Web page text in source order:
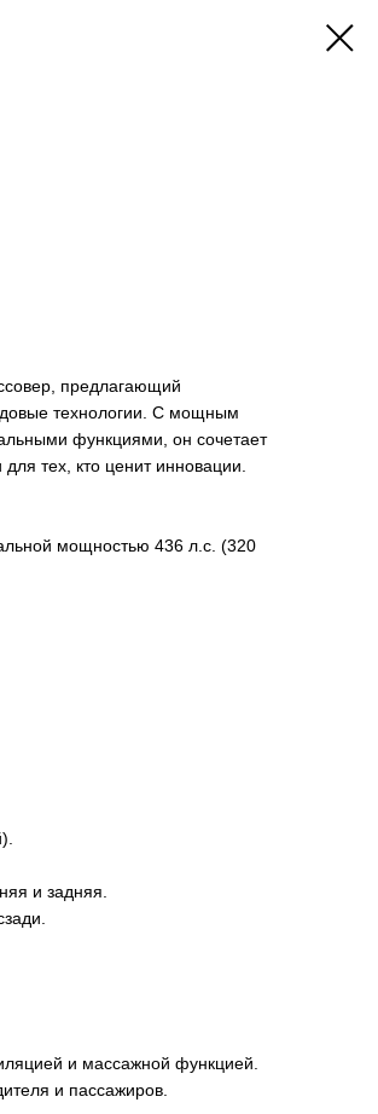
предлагающий
технологии. С мощным
функциями, он сочетает
тех, кто ценит инновации.
мощностью 436 л.с. (320
и задняя.
и массажной функцией.
и пассажиров.